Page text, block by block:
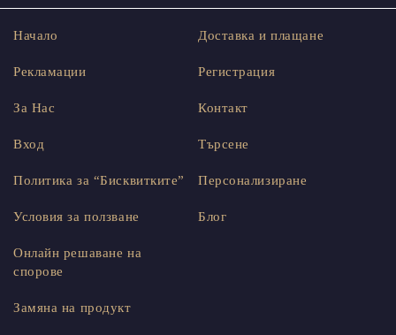
Начало
Рекламации
За Нас
Вход
Доставка и плащане
Регистрация
Контакт
Търсене
Политика за “Бисквитките”
Условия за ползване
Онлайн решаване на
спорове
Замяна на продукт
Персонализиране
Блог